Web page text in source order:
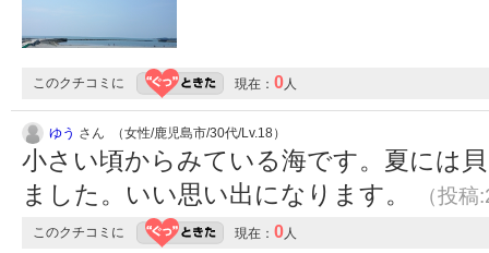
このクチコミに 現在： 0人
ゆう さん （女性/鹿児島市/30代/Lv.18）
小さい頃からみている海です。夏には
ました。いい思い出になります。
（投
このクチコミに 現在： 0人